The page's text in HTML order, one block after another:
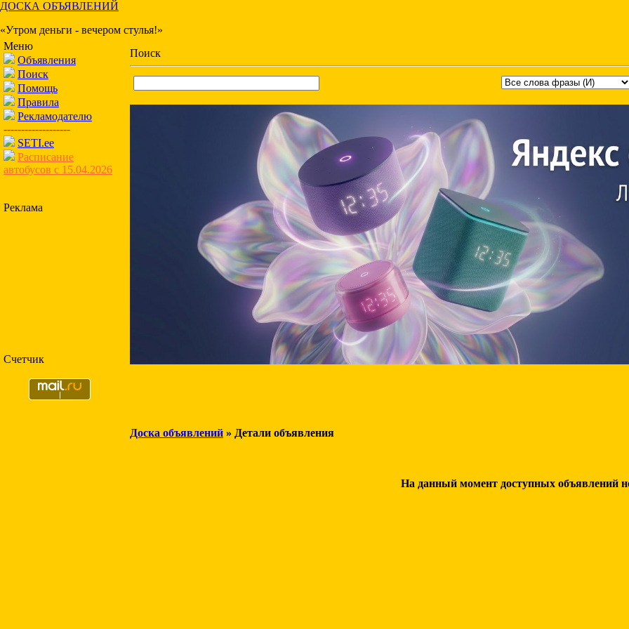
ДОСКА ОБЪЯВЛЕНИЙ
«Утром деньги - вечером стулья!»
Меню
Объявления
Поиск
Помощь
Правила
Рекламодателю
-------------------
SETI.ee
Расписание
автобусов с 15.04.2026
Реклама
Счетчик
Поиск
Доска объявлений » Детали объявления
На данный момент доступных объявлений